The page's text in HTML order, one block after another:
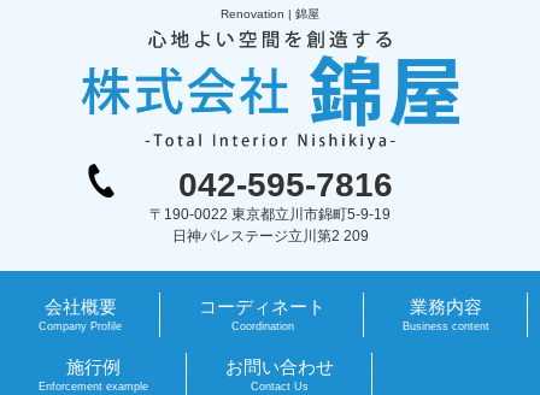
Renovation | 錦屋
042-595-7816
〒190-0022 東京都立川市錦町5-9-19
日神パレステージ立川第2 209
会社概要
Company Profile
コーディネート
Coordination
業務内容
Business content
施行例
Enforcement example
お問い合わせ
Contact Us